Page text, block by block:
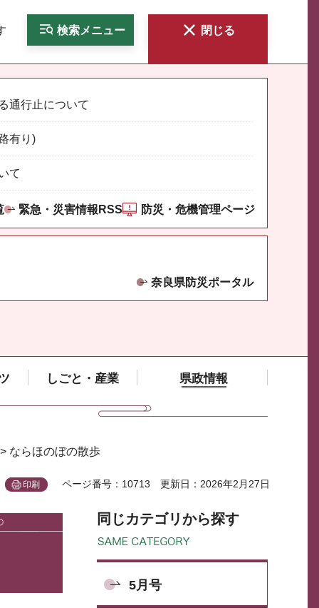
検索メニュー 閉じる
通行止について
有り)
て
緊急・災害情報RSS 防災・危機管理ページ
奈良県防災ポータル
しごと・産業 県政情報
> ならほのぼの散歩
印刷 ページ番号：10713 更新日：2026年2月27日
同じカテゴリから探す
5月号